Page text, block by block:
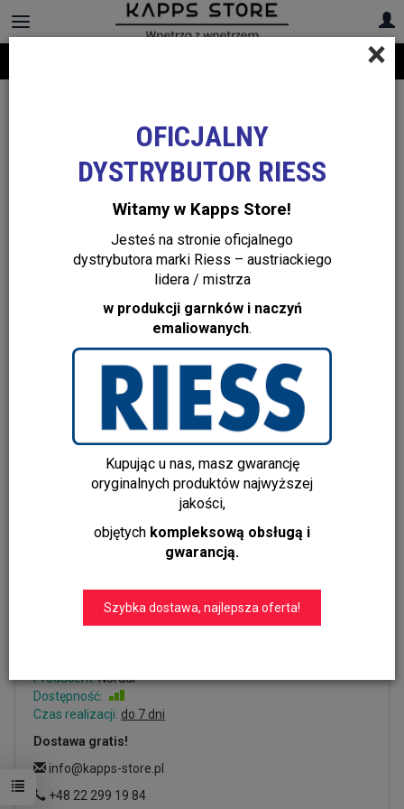
+48 22 299 19 84
×
OFICJALNY
DYSTRYBUTOR RIESS
Witamy w Kapps Store!
Jesteś na stronie oficjalnego
dystrybutora marki Riess – austriackiego
lidera / mistrza
w produkcji garnków i naczyń
emaliowanych.
Kupując u nas, masz gwarancję
oryginalnych produktów najwyższej
jakości,
objętych kompleksową obsługą i
gwarancją.
Szybka dostawa, najlepsza oferta!
szkliwiony Nordal
Producent:Nordal
Dostępność:
Czas realizacji: do 7 dni
Dostawa gratis!
info@kapps-store.pl
+48 22 299 19 84